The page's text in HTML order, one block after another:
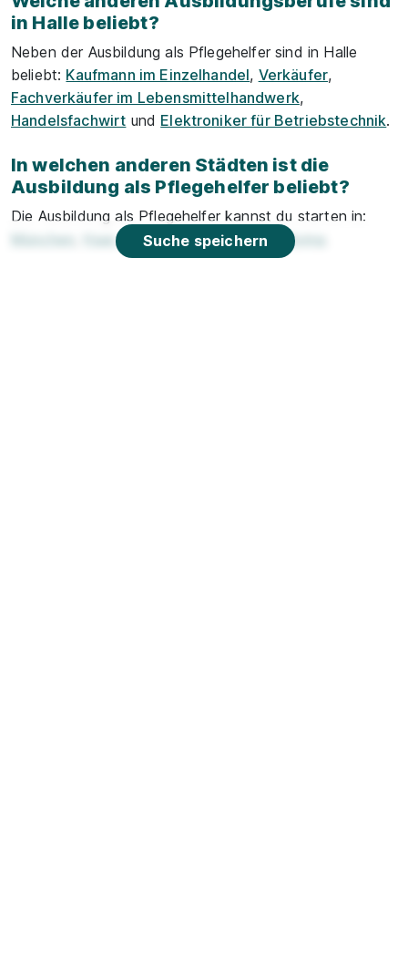
Suche speichern
in Halle beliebt?
Neben der Ausbildung als Pflegehelfer sind in Halle
beliebt: Kaufmann im Einzelhandel, Verkäufer,
Fachverkäufer im Lebensmittelhandwerk,
Handelsfachwirt und Elektroniker für Betriebstechnik.
In welchen anderen Städten ist die
Ausbildung als Pflegehelfer beliebt?
Die Ausbildung als Pflegehelfer kannst du starten in:
München
Haar, Anzing,Aschheimund Aying